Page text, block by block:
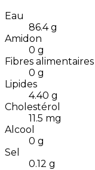
Eau
86.4 g
Amidon
0 g
Fibres alimentaires
0 g
Lipides
4.40 g
Cholestérol
11.5 mg
Alcool
0 g
Sel
0.12 g